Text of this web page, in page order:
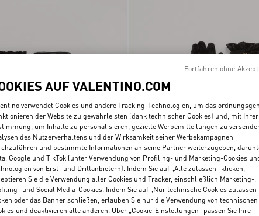
Handschuhe Aus
€ 540,00 VLogo Signature Chenille-Handschuhe
AUF VALENTINO.COM
verwendet Cookies und andere Tracking-Technologien, um das
der Website zu gewährleisten (dank technischer Cookies) und, mit Ihrer
um Inhalte zu personalisieren, gezielte Werbemitteilungen zu
des Nutzerverhaltens und der Wirksamkeit seiner Werbekampagnen
und bestimmte Informationen an seine Partner weiterzugeben,
Google und TikTok (unter Verwendung von Profiling- und Marketing-Cookies
von Erst- und Drittanbietern). Indem Sie auf „Alle zulassen“ klicken,
Sie die Verwendung aller Cookies und Tracker, einschließlich Marketing-,
und Social Media-Cookies. Indem Sie auf „Nur technische Cookies zulassen“
oder das Banner schließen, erlauben Sie nur die Verwendung von technischen
und deaktivieren alle anderen. Über „Cookie-Einstellungen“ passen Sie Ihre
Fortfahren ohne